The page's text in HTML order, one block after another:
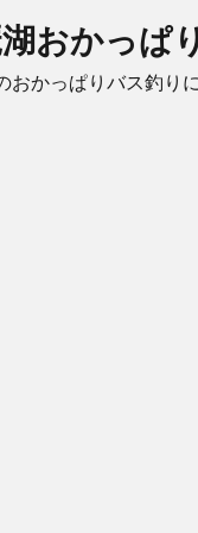
おかっぱ
おかっぱりバス釣り